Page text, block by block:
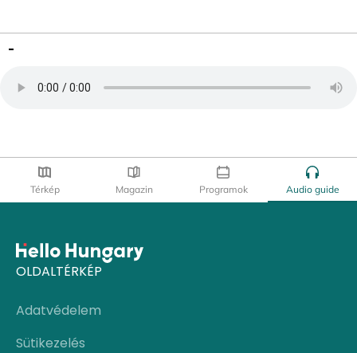
-
Térkép Magazin Programok Audio guide
OLDALTÉRKÉP
Adatvédelem
Sütikezelés